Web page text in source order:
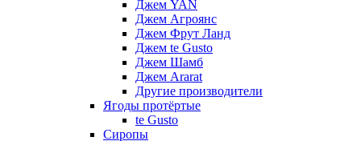
Джем YAN
Джем Агроянс
Джем Фрут Ланд
Джем te Gusto
Джем Шамб
Джем Ararat
Другие производители
Ягоды протёртые
te Gusto
Сиропы